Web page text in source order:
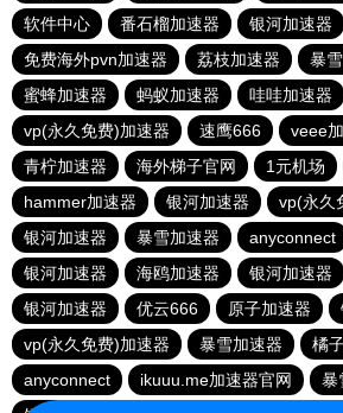
软件中心
番石榴加速器 银河加速器
免费海外pvn加速器
荔枝加速器
暴
蜜蜂加速器
蚂蚁加速器
哇哇加速器
vp(永久免费)加速器
速鹰666 veee
青柠加速器
海外梯子官网 1元机场
hammer加速器
银河加速器
vp(永久
银河加速器
暴雪加速器 anyconnect
银河加速器
海鸥加速器 银河加速器
银河加速器
优云666 原子加速器
vp(永久免费)加速器
暴雪加速器
橘
anyconnect
ikuuu.me加速器官网
暴